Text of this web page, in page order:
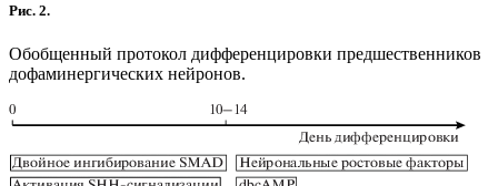
Рис. 2.
Обобщенный протокол дифференцировки предшественников
дофаминергических нейронов.